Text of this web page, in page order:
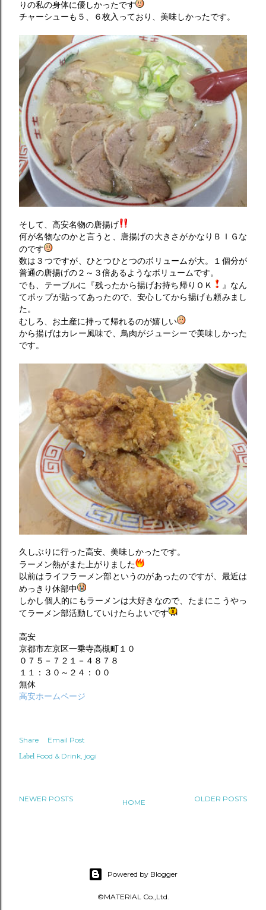
りの私の身体に優しかったです
チャーシューも５、６枚入っており、美味しかったです。
そして、高安名物の唐揚げ
何が名物なのかと言うと、唐揚げの大きさがかなりＢＩＧな
のです
数は３つですが、ひとつひとつのボリュームが大。１個分が
普通の唐揚げの２～３倍あるようなボリュームです。
でも、テーブルに『残ったから揚げお持ち帰りＯＫ
』なん
てポップが貼ってあったので、安心してから揚げも頼みまし
た。
むしろ、お土産に持って帰れるのが嬉しい
から揚げはカレー風味で、鳥肉がジューシーで美味しかった
です。
久しぶりに行った高安、美味しかったです。
ラーメン熱がまた上がりました
以前はライフラーメン部というのがあったのですが、最近は
めっきり休部中
しかし個人的にもラーメンは大好きなので、たまにこうやっ
てラーメン部活動していけたらよいです
高安
京都市左京区一乗寺高槻町１０
０７５－７２１－４８７８
１１：３０～２４：００
無休
高安ホームページ
Share Email Post
Label Food & Drink jogi
NEWER POSTS OLDER POSTS
HOME
Powered by Blogger
©MATERIAL Co.,Ltd.